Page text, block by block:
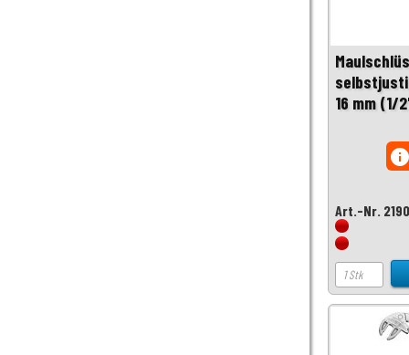
16 mm
Art.-Nr.